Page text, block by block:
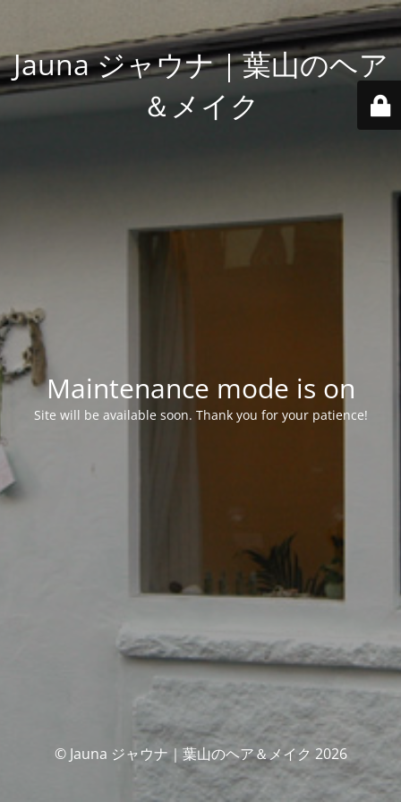
Jauna ジャウナ｜葉山のヘア
＆メイク
Maintenance mode is on
Site will be available soon. Thank you for your patience!
© Jauna ジャウナ｜葉山のヘア＆メイク 2026